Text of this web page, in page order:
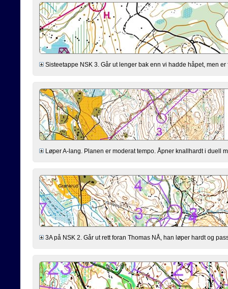
Sisteetappe NSK 3. Går ut lenger bak enn vi hadde håpet, men
Løper A-lang. Planen er moderat tempo. Åpner knallhardt i duell
3A på NSK 2. Går ut rett foran Thomas NÅ, han løper hardt og